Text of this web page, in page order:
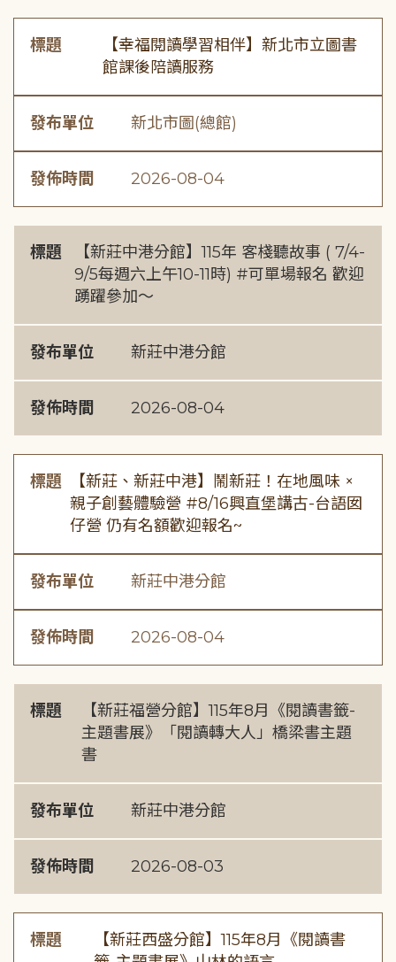
標題
【幸福閱讀學習相伴】新北市立圖書
館課後陪讀服務
發布單位 新北市圖(總館)
發佈時間 2026-08-04
標題
【新莊中港分館】115年 客棧聽故事 ( 7/4-
9/5每週六上午10-11時) #可單場報名 歡迎
踴躍參加～
發布單位 新莊中港分館
發佈時間 2026-08-04
標題
【新莊、新莊中港】鬧新莊！在地風味 ×
親子創藝體驗營 #8/16興直堡講古-台語囡
仔營 仍有名額歡迎報名~
發布單位 新莊中港分館
發佈時間 2026-08-04
標題
【新莊福營分館】115年8月《閱讀書籤-
主題書展》「閱讀轉大人」橋梁書主題
書
發布單位 新莊中港分館
發佈時間 2026-08-03
標題
【新莊西盛分館】115年8月《閱讀書